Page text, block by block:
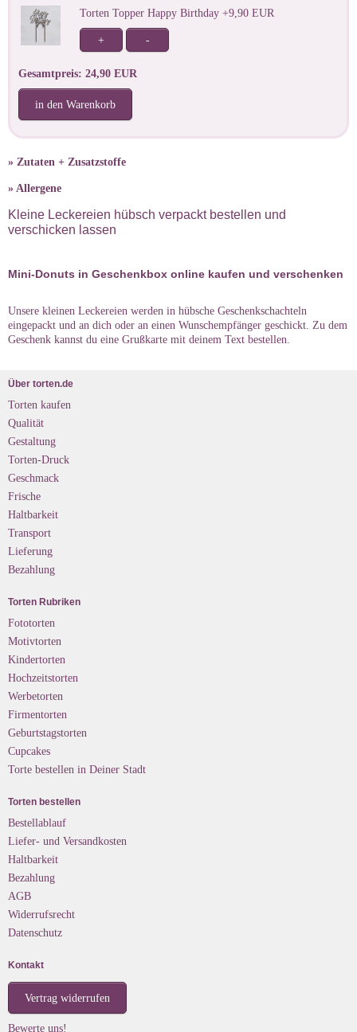
Torten Topper Happy Birthday +9,90 EUR
+ -
Gesamtpreis: 24,90 EUR
in den Warenkorb
» Zutaten + Zusatzstoffe
» Allergene
Kleine Leckereien hübsch verpackt bestellen und
verschicken lassen
Mini-Donuts in Geschenkbox online kaufen und verschenken
Unsere kleinen Leckereien werden in hübsche Geschenkschachteln
eingepackt und an dich oder an einen Wunschempfänger geschickt. Zu dem
Geschenk kannst du eine Grußkarte mit deinem Text bestellen.
Über torten.de
Torten kaufen
Qualität
Gestaltung
Torten-Druck
Geschmack
Frische
Haltbarkeit
Transport
Lieferung
Bezahlung
Torten Rubriken
Fototorten
Motivtorten
Kindertorten
Hochzeitstorten
Werbetorten
Firmentorten
Geburtstagstorten
Cupcakes
Torte bestellen in Deiner Stadt
Torten bestellen
Bestellablauf
Liefer- und Versandkosten
Haltbarkeit
Bezahlung
AGB
Widerrufsrecht
Datenschutz
Kontakt
Vertrag widerrufen
Bewerte uns!